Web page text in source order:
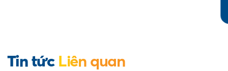
Tin tức Liên quan